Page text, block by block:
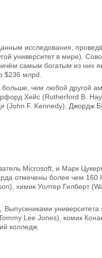
исследования,
университет в мире).
самым богатым из них
$236 млрd.
чем любой другой
Хейс (Rutherford B.
(John F. Kennedy),
Microsoft, и Марк
отмечены более чем
химик Уолтер Гилберт
Выпускниками
Lee Jones), комик
колледж.